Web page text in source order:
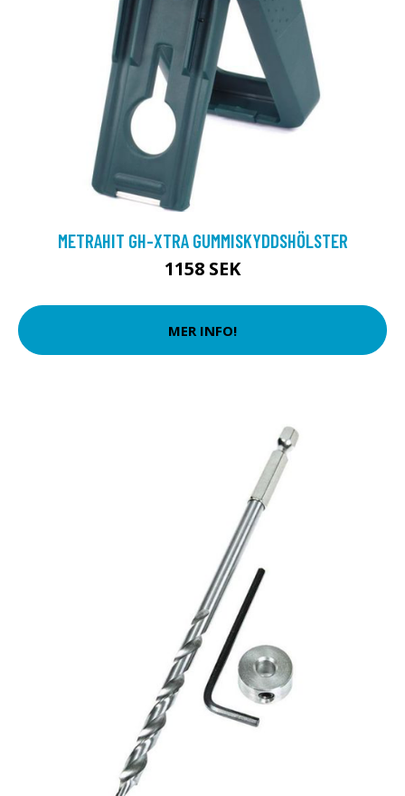
METRAHIT GH-XTRA GUMMISKYDDSHÖLSTER
1158 SEK
MER INFO!